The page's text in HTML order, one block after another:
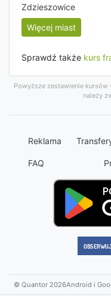
Zdzieszowice
Więcej miast
Sprawdź także kurs
Powyższe zestawienie
należy
Reklama
FAQ
© Quantor 2026Android i